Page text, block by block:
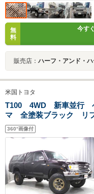
無
料
今す
販売店： ハーフ・アンド・ハ
米国トヨタ
T100 4WD 新車並行
マ 全塗装ブラック リ
レイズTE37鍛造アルミ
イナー ヒッチメンバ
360°画像付